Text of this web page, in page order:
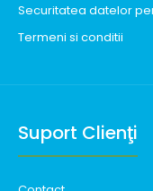
Securitatea datelor
Termeni si conditii
Suport Clienţi